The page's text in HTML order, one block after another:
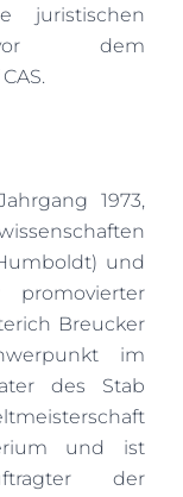
juristischen
vor dem
1973,
und
Breucker
im
des Stab
und ist
der